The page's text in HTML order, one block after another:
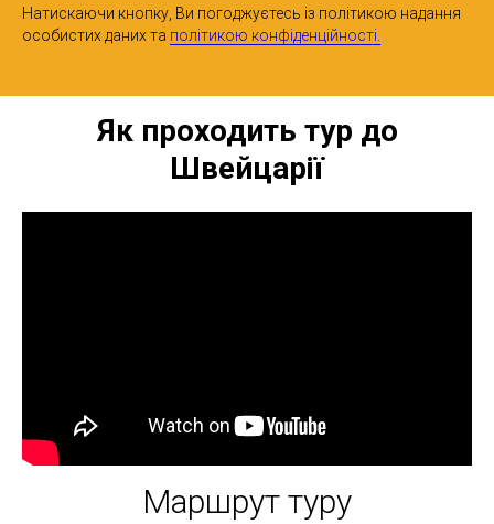
Натискаючи кнопку, Ви погоджуєтесь із політикою надання
особистих даних та політикою конфіденційності.
Як проходить тур до
Швейцарії
Маршрут туру